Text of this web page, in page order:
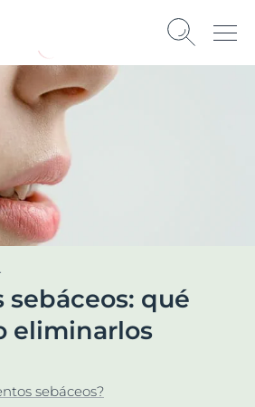
sebáceos: qué
eliminarlos
sebáceos?